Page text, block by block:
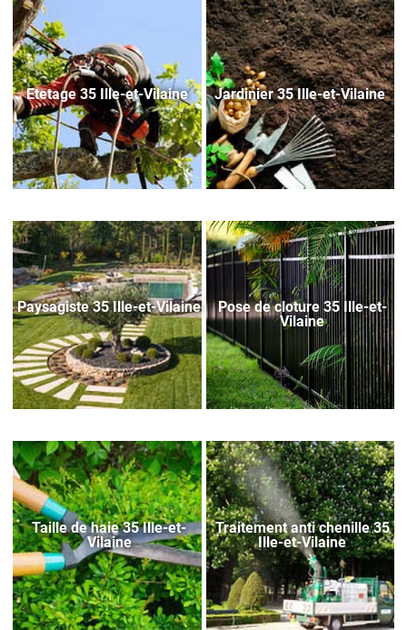
Etetage 35 Ille-et-Vilaine Jardinier 35 Ille-et-Vilaine
Paysagiste 35 Ille-et-Vilaine
Pose de cloture 35 Ille-et-
Vilaine
Taille de haie 35 Ille-et-
Vilaine
Traitement anti chenille 35
Ille-et-Vilaine